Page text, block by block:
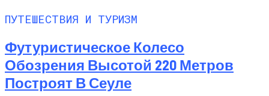
ПУТЕШЕСТВИЯ И ТУРИЗМ
Футуристическое Колесо
Обозрения Высотой 220 Метров
Построят В Сеуле